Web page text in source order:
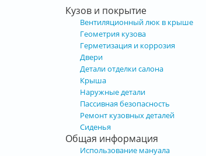
Кузов и покрытие
Вентиляционный люк в крыше
Геометрия кузова
Герметизация и коррозия
Двери
Детали отделки салона
Крыша
Наружные детали
Пассивная безопасность
Ремонт кузовных деталей
Сиденья
Общая информация
Использование мануала